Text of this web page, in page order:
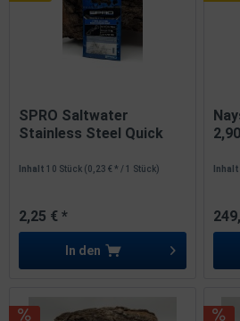
SPRO Saltwater
Stainless Steel Quick
Inhalt10 Stück (0,23 € * / 1 Stück)
2,25 € *
In den